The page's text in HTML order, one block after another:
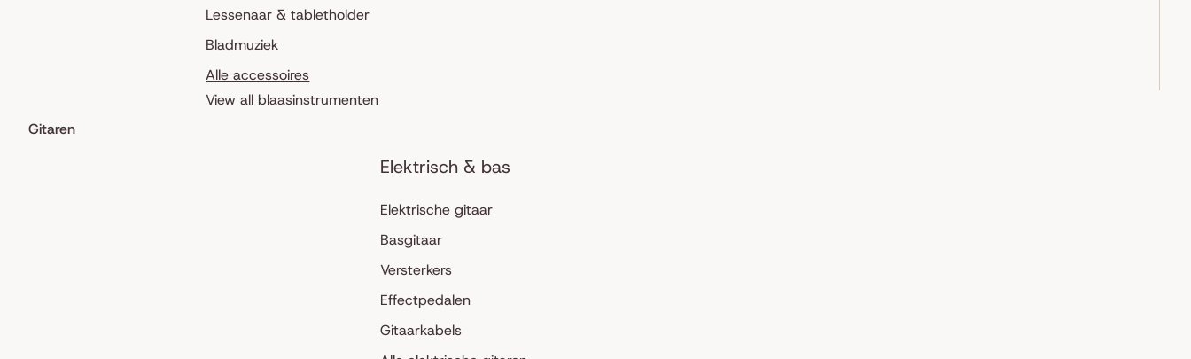
Lessenaar & tabletholder
Bladmuziek
Alle accessoires
View all blaasinstrumenten
Gitaren
Elektrisch & bas
Elektrische gitaar
Basgitaar
Versterkers
Effectpedalen
Gitaarkabels